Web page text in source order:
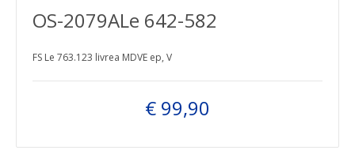
OS-2079ALe 642-582
FS Le 763.123 livrea MDVE ep, V
€ 99,90